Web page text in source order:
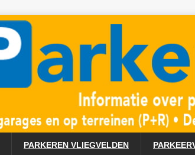
PARKEREN VLIEGVELDEN